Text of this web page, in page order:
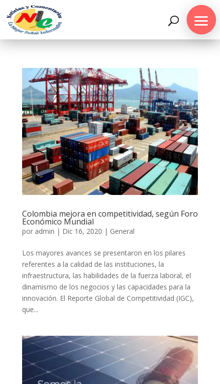
Colombia mejora en competitividad, según Foro
Económico Mundial
por admin | Dic 16, 2020 | General
Los mayores avances se presentaron en los pilares
referentes a la calidad de las instituciones, la
infraestructura, las habilidades de la fuerza laboral, el
dinamismo de los negocios y las capacidades para la
innovación. El Reporte Global de Competitividad (IGC),
que...